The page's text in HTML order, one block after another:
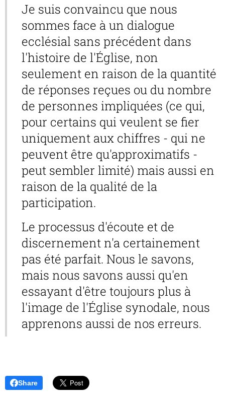
Je suis convaincu que nous
sommes face à un dialogue
ecclésial sans précédent dans
l'histoire de l'Église, non
seulement en raison de la quantité
de réponses reçues ou du nombre
de personnes impliquées (ce qui,
pour certains qui veulent se fier
uniquement aux chiffres - qui ne
peuvent être qu'approximatifs -
peut sembler limité) mais aussi en
raison de la qualité de la
participation.
Le processus d'écoute et de
discernement n'a certainement
pas été parfait. Nous le savons,
mais nous savons aussi qu'en
essayant d'être toujours plus à
l'image de l'Église synodale, nous
apprenons aussi de nos erreurs.
Share